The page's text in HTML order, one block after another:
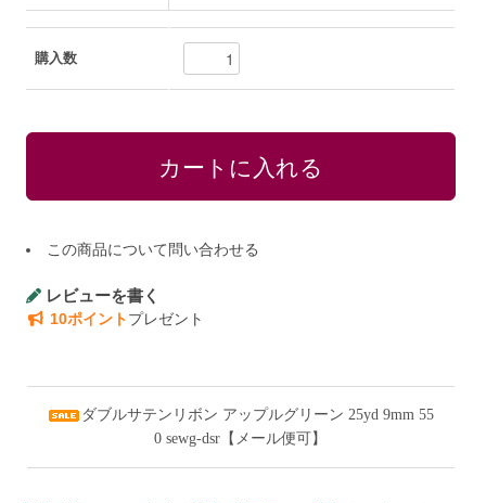
購入数
この商品について問い合わせる
レビューを書く
10ポイントプレゼント
ダブルサテンリボン アップルグリーン 25yd 9mm 55
0 sewg-dsr【メール便可】